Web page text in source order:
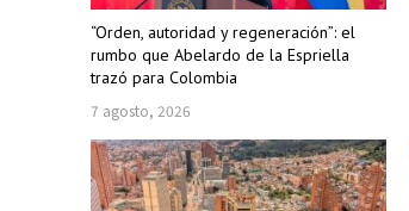
“Orden, autoridad y regeneración”: el
rumbo que Abelardo de la Espriella
trazó para Colombia
7 agosto, 2026